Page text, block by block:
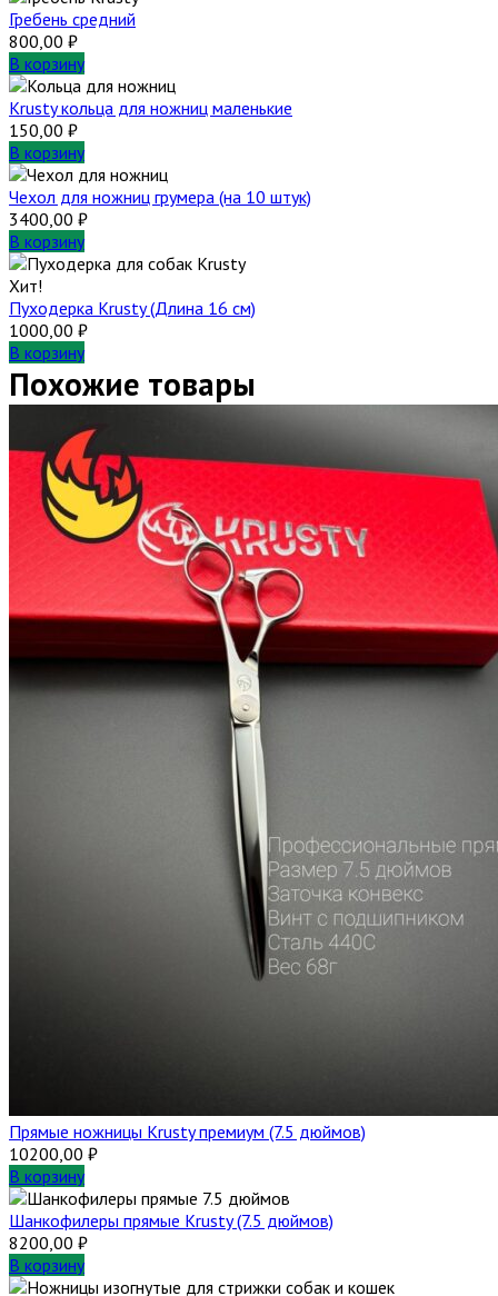
Гребень средний
800,00 ₽
В корзину
Krusty кольца для ножниц маленькие
150,00 ₽
В корзину
Чехол для ножниц грумера (на 10 штук)
3400,00 ₽
В корзину
Хит!
Пуходерка Krusty (Длина 16 см)
1000,00 ₽
В корзину
Похожие товары
Прямые ножницы Krusty премиум (7.5 дюймов)
10200,00 ₽
В корзину
Шанкофилеры прямые Krusty (7.5 дюймов)
8200,00 ₽
В корзину